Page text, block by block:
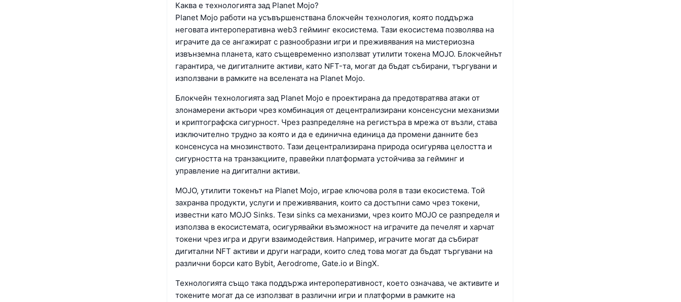
Каква е технологията зад Planet Mojo?
Planet Mojo работи на усъвършенствана блокчейн технология, която поддържа
неговата интероперативна web3 гейминг екосистема. Тази екосистема позволява на
играчите да се ангажират с разнообразни игри и преживявания на мистериозна
извънземна планета, като същевременно използват утилити токена MOJO. Блокчейнът
гарантира, че дигиталните активи, като NFT-та, могат да бъдат събирани, търгувани и
използвани в рамките на вселената на Planet Mojo.
Блокчейн технологията зад Planet Mojo е проектирана да предотвратява атаки от
злонамерени актьори чрез комбинация от децентрализирани консенсусни механизми
и криптографска сигурност. Чрез разпределяне на регистъра в мрежа от възли, става
изключително трудно за която и да е единична единица да промени данните без
консенсуса на мнозинството. Тази децентрализирана природа осигурява целостта и
сигурността на транзакциите, правейки платформата устойчива за гейминг и
управление на дигитални активи.
MOJO, утилити токенът на Planet Mojo, играе ключова роля в тази екосистема. Той
захранва продукти, услуги и преживявания, които са достъпни само чрез токени,
известни като MOJO Sinks. Тези sinks са механизми, чрез които MOJO се разпределя и
използва в екосистемата, осигурявайки възможност на играчите да печелят и харчат
токени чрез игра и други взаимодействия. Например, играчите могат да събират
дигитални NFT активи и други награди, които след това могат да бъдат търгувани на
различни борси като Bybit, Aerodrome, Gate.io и BingX.
Технологията също така поддържа интероперативност, което означава, че активите и
токените могат да се използват в различни игри и платформи в рамките на